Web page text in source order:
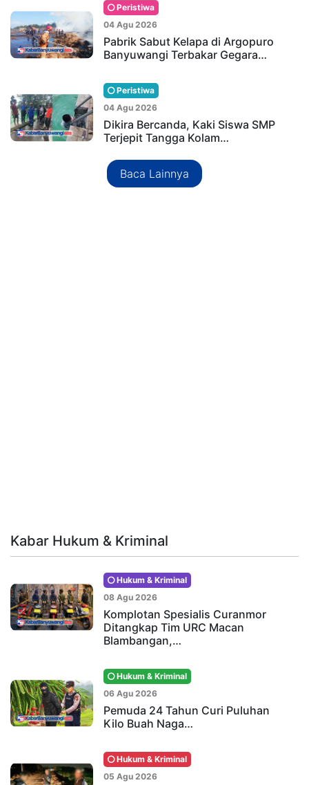
Peristiwa
04 Agu 2026
Pabrik Sabut Kelapa di Argopuro
Banyuwangi Terbakar Gegara…
Peristiwa
04 Agu 2026
Dikira Bercanda, Kaki Siswa SMP
Terjepit Tangga Kolam…
Baca Lainnya
Kabar Hukum & Kriminal
Hukum & Kriminal
08 Agu 2026
Komplotan Spesialis Curanmor
Ditangkap Tim URC Macan
Blambangan,…
Hukum & Kriminal
06 Agu 2026
Pemuda 24 Tahun Curi Puluhan
Kilo Buah Naga…
Hukum & Kriminal
05 Agu 2026